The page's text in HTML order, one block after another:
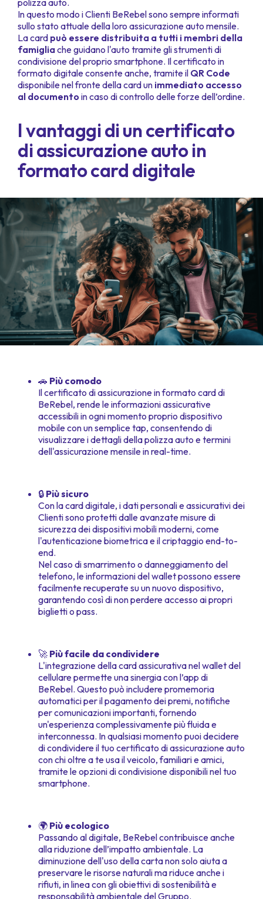
polizza auto.
In questo modo i Clienti BeRebel sono sempre informati
sullo stato attuale della loro assicurazione auto mensile.
La card può essere distribuita a tutti i membri della
famigliache guidano l'auto tramite gli strumenti di
condivisione del proprio smartphone. Il certificato in
formato digitale consente anche, tramite il QR Code
disponibile nel fronte della card un immediato accesso
al documento in caso di controllo delle forze dell’ordine.
I vantaggi di un certificato
di assicurazione auto in
formato card digitale
🚗 Più comodo
Il certificato di assicurazione in formato card di
BeRebel, rende le informazioni assicurative
accessibili in ogni momento proprio dispositivo
mobile con un semplice tap, consentendo di
visualizzare i dettagli della polizza auto e termini
dell'assicurazione mensile in real-time.
🔒 Più sicuro
Con la card digitale, i dati personali e assicurativi dei
Clienti sono protetti dalle avanzate misure di
sicurezza dei dispositivi mobili moderni, come
l'autenticazione biometrica e il criptaggio end-to-
end.
Nel caso di smarrimento o danneggiamento del
telefono, le informazioni del wallet possono essere
facilmente recuperate su un nuovo dispositivo,
garantendo così di non perdere accesso ai propri
biglietti o pass.
🚀 Più facile da condividere
L'integrazione della card assicurativa nel wallet del
cellulare permette una sinergia con l’app di
BeRebel. Questo può includere promemoria
automatici per il pagamento dei premi, notifiche
per comunicazioni importanti, fornendo
un'esperienza complessivamente più fluida e
interconnessa. In qualsiasi momento puoi decidere
di condividere il tuo certificato di assicurazione auto
con chi oltre a te usa il veicolo, familiari e amici,
tramite le opzioni di condivisione disponibili nel tuo
smartphone.
🌍 Più ecologico
Passando al digitale, BeRebel contribuisce anche
alla riduzione dell’impatto ambientale. La
diminuzione dell'uso della carta non solo aiuta a
preservare le risorse naturali ma riduce anche i
rifiuti, in linea con gli obiettivi di sostenibilità e
responsabilità ambientale del Gruppo.